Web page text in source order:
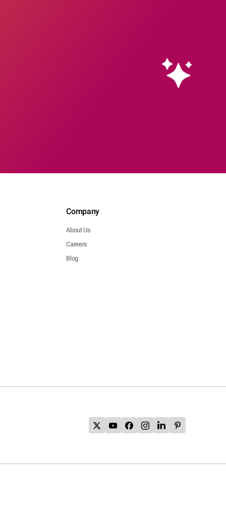
Company
About Us
Careers
Blog